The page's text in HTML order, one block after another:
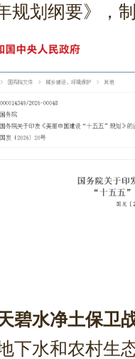
规划纲要》，
碧水净土保卫
下水和农村生